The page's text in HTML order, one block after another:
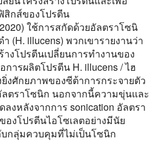
กส์ของโปรตีน
ใช้การสกัดด้วยอัลตราโซนิ
(H. illucens) พวกเขารายงานว่า
างโปรตีนเปลี่ยนการทํางานของ
ารผลิตโปรตีน H. illucens / ไฮ
งศักยภาพของซีต้าการกระจายตัว
ตราโซนิก นอกจากนี้ความขุ่นและ
งหลังจากการ sonication อัลตรา
องโปรตีนไอโซเลตอย่างมีนัย
บกลุ่มควบคุมที่ไม่เป็นโซนิก